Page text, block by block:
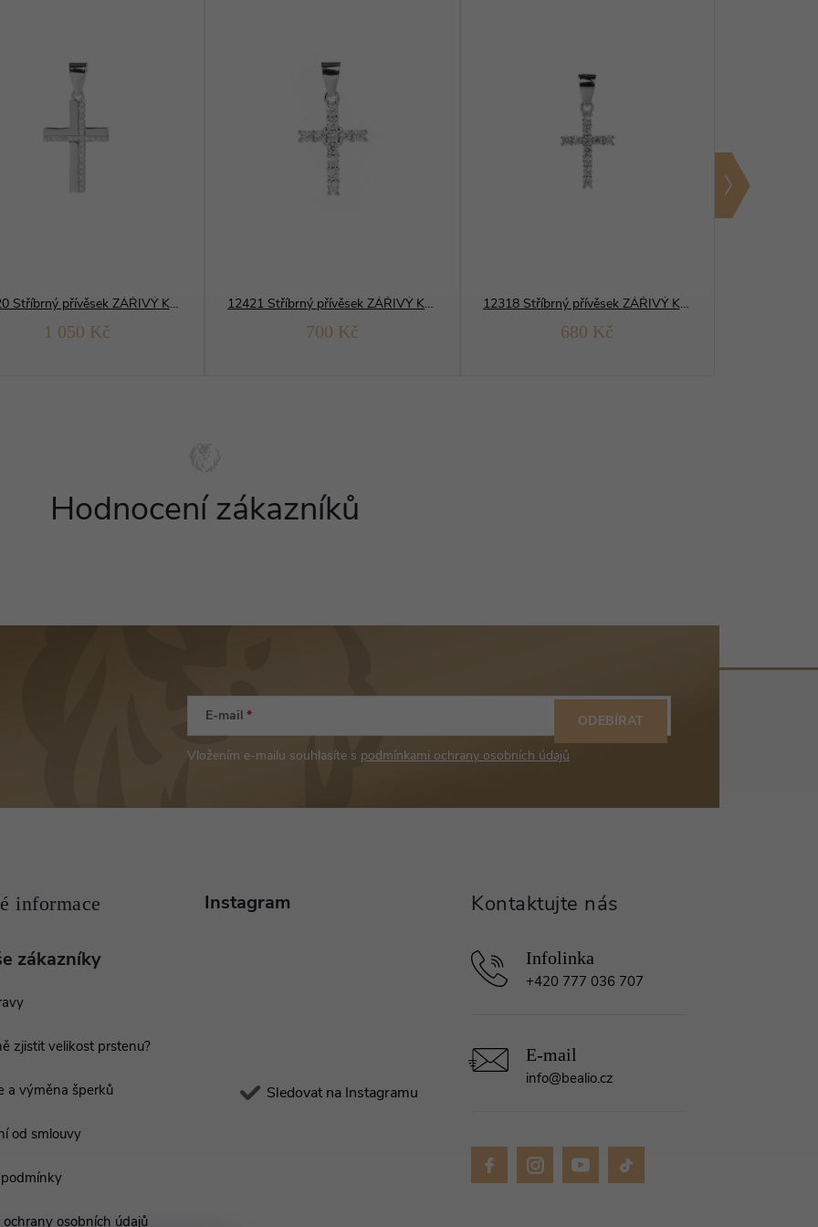
12420 Stříbrný přívěsek ZÁŘIVÝ KŘÍŽ 19 mm
1 050 Kč
12421 Stříbrný přívěsek ZÁŘIVÝ KŘÍŽ 19 mm
700 Kč
12318 Stříbrný přívěsek ZÁŘIVÝ KŘÍŽ 17 mm
680 Kč
Hodnocení zákazníků
E-mail
Vložením e-mailu souhlasíte s podmínkami ochrany osobních údajů
ODEBÍRAT
zákazníky
zjistit velikost prstenu?
a výměna šperků
od smlouvy
osobních údajů
Instagram
Sledovat na Instagramu
info@bealio.cz
+420 777 036 707